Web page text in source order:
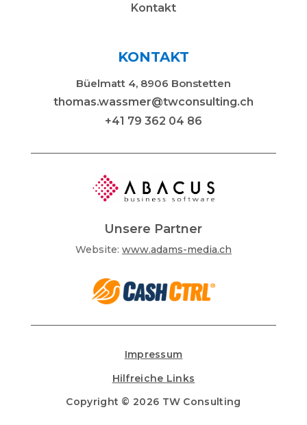
Kontakt
KONTAKT
Büelmatt 4, 8906 Bonstetten
thomas.wassmer@twconsulting.ch
+41 79 362 04 86
Unsere Partner
Website: www.adams-media.ch
Impressum
Hilfreiche Links
Copyright © 2026 TW Consulting